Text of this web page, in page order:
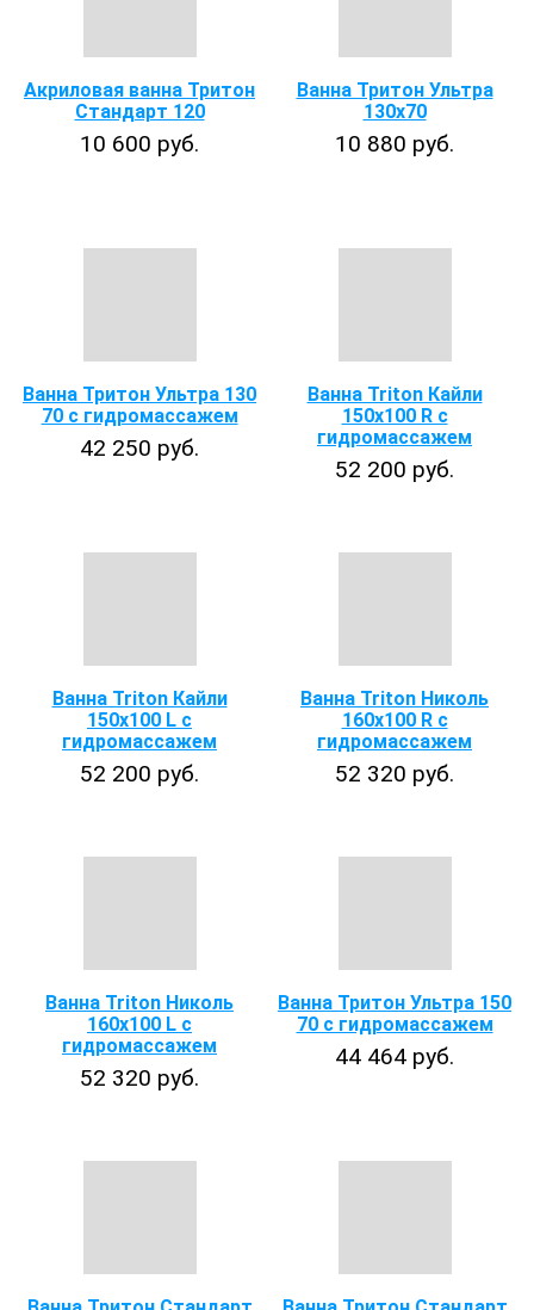
Акриловая ванна Тритон
Стандарт 120
10 600 руб.
Ванна Тритон Ультра
130x70
10 880 руб.
Ванна Тритон Ультра 130
70 с гидромассажем
42 250 руб.
Ванна Triton Кайли
150x100 R с
гидромассажем
52 200 руб.
Ванна Triton Кайли
150x100 L с
гидромассажем
52 200 руб.
Ванна Triton Николь
160x100 R с
гидромассажем
52 320 руб.
Ванна Triton Николь
160x100 L с
гидромассажем
52 320 руб.
Ванна Тритон Ультра 150
70 с гидромассажем
44 464 руб.